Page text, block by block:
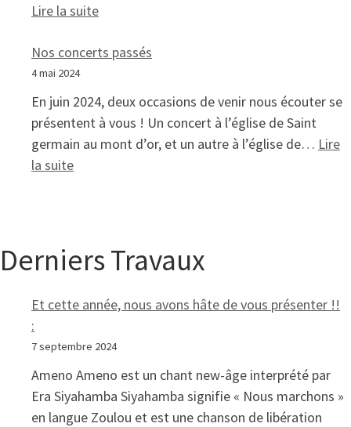
Lire la suite: Venez nous voir en concert le 22 mars
Nos concerts passés
4 mai 2024
En juin 2024, deux occasions de venir nous écouter se
présentent à vous ! Un concert à l’église de Saint
germain au mont d’or, et un autre à l’église de… Lire
la suite: Nos concerts passés
Derniers Travaux
Et cette année, nous avons hâte de vous présenter !!
:
7 septembre 2024
Ameno Ameno est un chant new-âge interprété par
Era Siyahamba Siyahamba signifie « Nous marchons »
en langue Zoulou et est une chanson de libération